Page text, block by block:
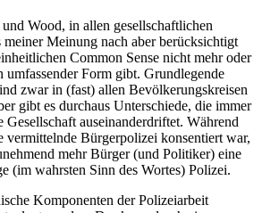
Wood, in allen gesellschaftlichen
Meinung nach aber berücksichtigt
Common Sense nicht mehr oder
umfassender Form gibt. Grundlegende
zwar in (fast) allen Bevölkerungskreisen
gibt es durchaus Unterschiede, die immer
auseinanderdriftet. Während
vermittelnde Bürgerpolizei konsentiert war,
mehr Bürger (und Politiker) eine
(im wahrsten Sinn des Wortes) Polizei.
Komponenten der Polizeiarbeit